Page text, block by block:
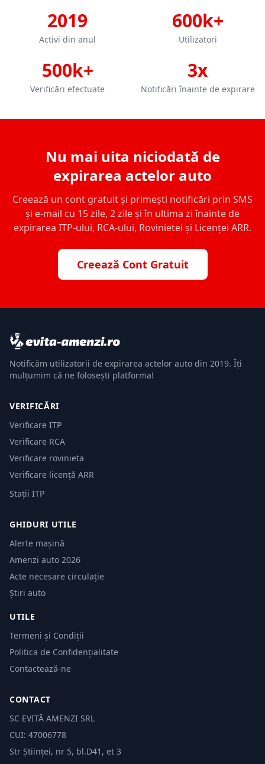
2019
Activi din anul
600k+
Utilizatori
500k+
Verificări efectuate
3x
Notificări înainte de expirare
Nu mai uita niciodată de
expirarea actelor auto
Creează un cont gratuit și primești notificări prin SMS
și e-mail cu 15 zile, 2 zile și în ultima zi înainte de
expirarea ITP-ului, RCA-ului, Rovinietei și Licenței ARR.
Creează Cont Gratuit
Notificăm utilizatorii de expirarea actelor auto din 2019. Îți
mulțumim că ne folosești platforma!
VERIFICĂRI
Verificare ITP
Verificare RCA
Verificare rovinieta
Verificare licență ARR
Stații ITP
GHIDURI UTILE
Alerte mașină
Amenzi auto 2026
Acte necesare circulație
Știri auto
UTILE
Termeni și Condiții
Politica de Confidențialitate
Contactează-ne
CONTACT
SC EVITĂ AMENZI SRL
CUI: 47006778
Str Științei, nr 5, bl.D41, et 3